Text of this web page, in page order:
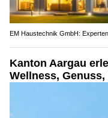
EM Haustechnik GmbH:
Kanton Aargau
Wellness,